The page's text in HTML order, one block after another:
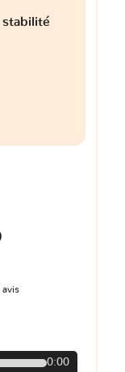
stabilité
avis
0:00